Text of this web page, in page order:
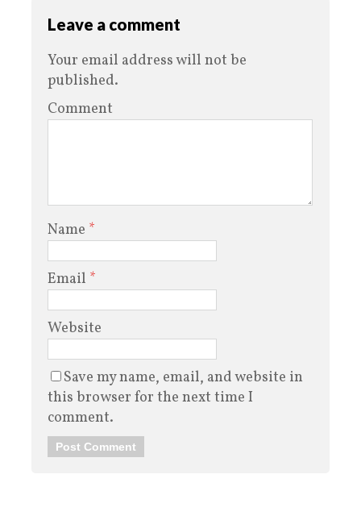
Leave a comment
Your email address will not be
published.
Comment
Name *
Email *
Website
Save my name, email, and website in
this browser for the next time I
comment.